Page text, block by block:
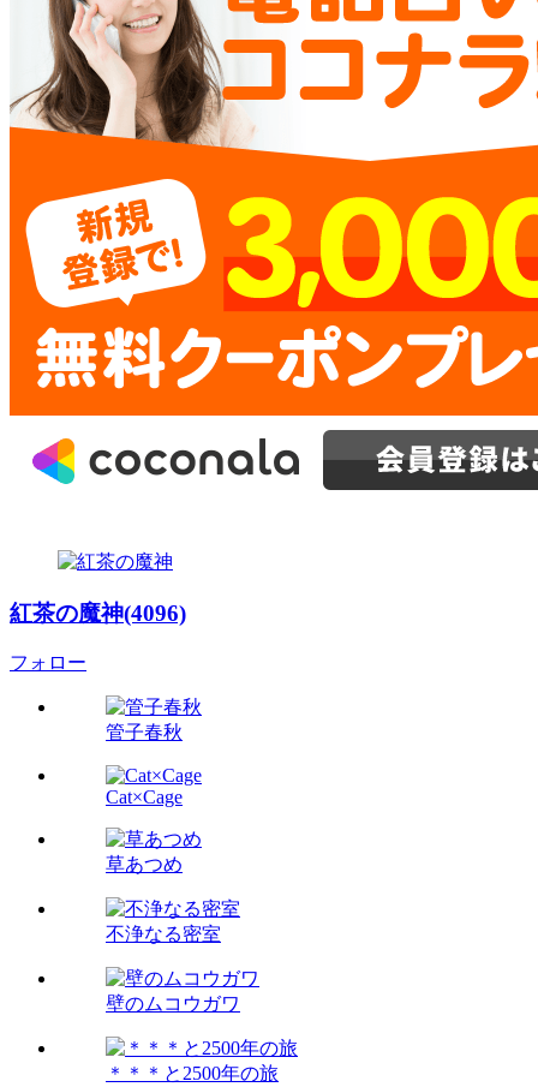
紅茶の魔神(4096)
フォロー
管子春秋
Cat×Cage
草あつめ
不浄なる密室
壁のムコウガワ
＊＊＊と2500年の旅